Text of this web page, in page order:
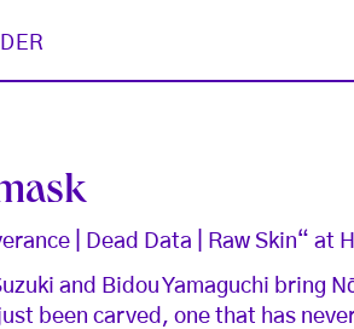
| Dead Data | Raw Skin“ at
and Bidou Yamaguchi bring
been carved, one that has